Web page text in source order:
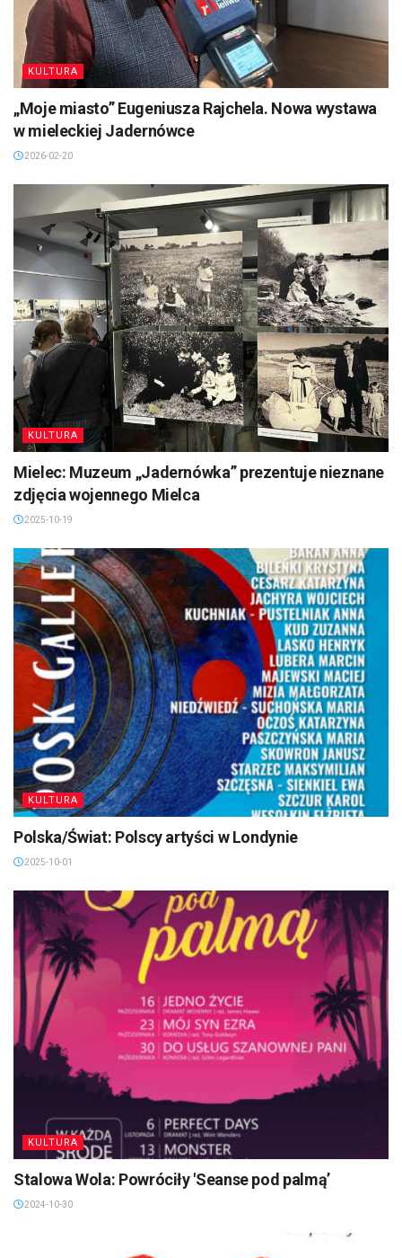
KULTURA
„Moje miasto” Eugeniusza Rajchela. Nowa wystawa
w mieleckiej Jadernówce
2026-02-20
KULTURA
Mielec: Muzeum „Jadernówka” prezentuje nieznane
zdjęcia wojennego Mielca
2025-10-19
KULTURA
Polska/Świat: Polscy artyści w Londynie
2025-10-01
KULTURA
Stalowa Wola: Powróciły 'Seanse pod palmą’
2024-10-30